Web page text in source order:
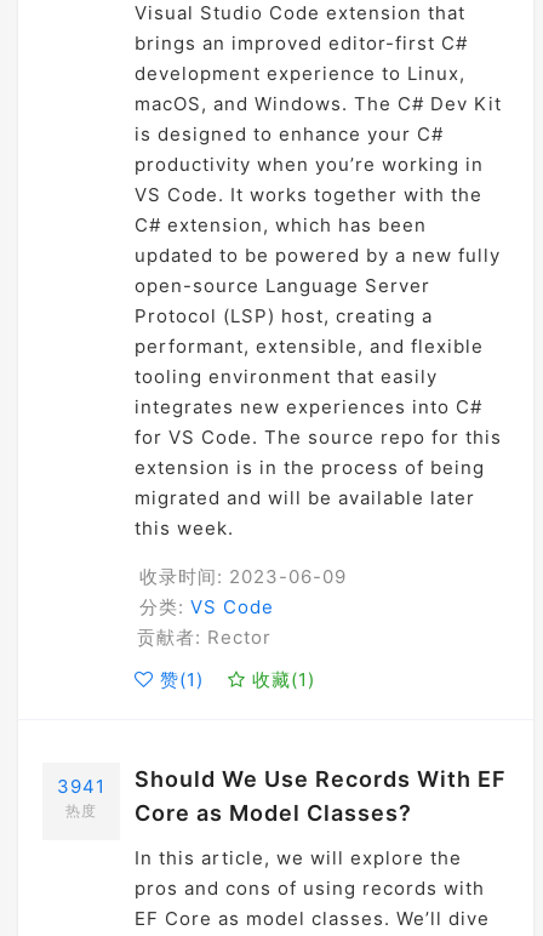
Visual Studio Code extension that
brings an improved editor-first C#
development experience to Linux,
macOS, and Windows. The C# Dev Kit
is designed to enhance your C#
productivity when you’re working in
VS Code. It works together with the
C# extension, which has been
updated to be powered by a new fully
open-source Language Server
Protocol (LSP) host, creating a
performant, extensible, and flexible
tooling environment that easily
integrates new experiences into C#
for VS Code. The source repo for this
extension is in the process of being
migrated and will be available later
this week.
收录时间: 2023-06-09
分类: VS Code
贡献者: Rector
赞(1 ) 收藏(1 )
3941
热度
Should We Use Records With EF
Core as Model Classes?
In this article, we will explore the
pros and cons of using records with
EF Core as model classes. We’ll dive